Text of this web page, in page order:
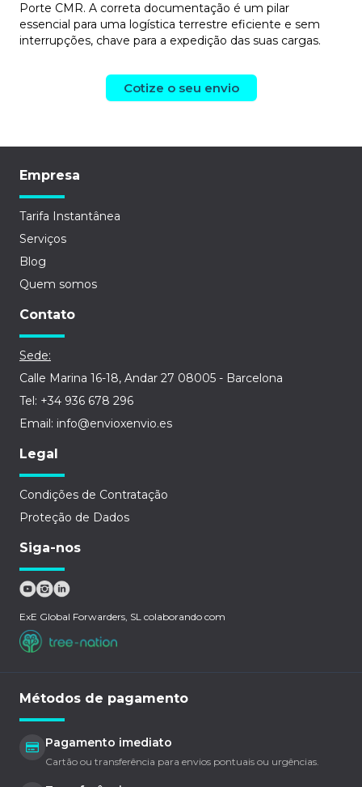
Porte CMR. A correta documentação é um pilar
essencial para uma logística terrestre eficiente e sem
interrupções, chave para a expedição das suas cargas.
Cotize o seu envio
Empresa
Tarifa Instantânea
Serviços
Blog
Quem somos
Contato
Sede:
Calle Marina 16-18, Andar 27 08005 - Barcelona
Tel: +34 936 678 296
Email: info@envioxenvio.es
Legal
Condições de Contratação
Proteção de Dados
Siga-nos
ExE Global Forwarders, SL colaborando com
Métodos de pagamento
Pagamento imediato
Cartão ou transferência para envios pontuais ou urgências.